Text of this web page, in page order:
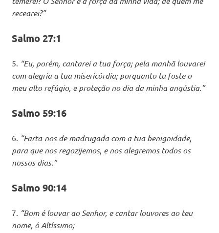
recearei?”
Salmo 27:1
5. “Eu, porém, cantarei a tua força; pela manhã louvarei
com alegria a tua misericórdia; porquanto tu foste o
meu alto refúgio, e proteção no dia da minha angústia.”
Salmo 59:16
6. “Farta-nos de madrugada com a tua benignidade,
para que nos regozijemos, e nos alegremos todos os
nossos dias.”
Salmo 90:14
7. “Bom é louvar ao Senhor, e cantar louvores ao teu
nome, ó Altíssimo;